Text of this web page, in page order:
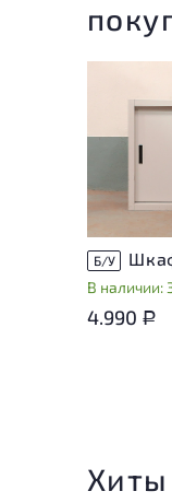
Б/У
В наличии:
4.990 Р
Хиты